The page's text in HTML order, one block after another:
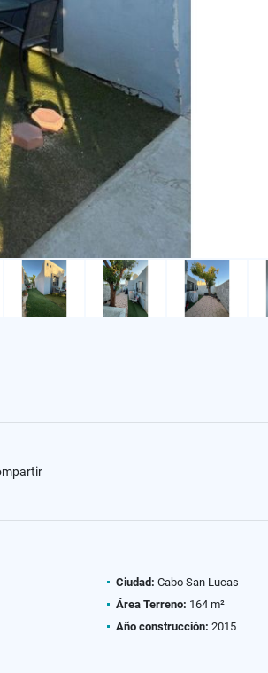
Ciudad: Cabo San Lucas
Área Terreno: 164 m²
Año construcción: 2015